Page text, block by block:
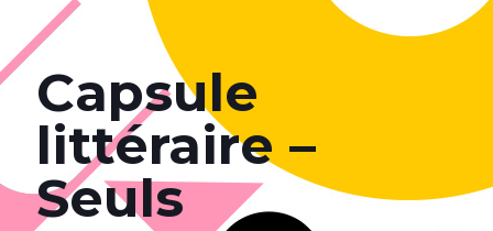
Capsule
littéraire –
Seuls